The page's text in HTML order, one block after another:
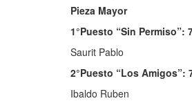
Pieza Mayor
1°Puesto “Sin Permiso”:
Saurit Pablo
2°Puesto “Los Amigos”:
Ibaldo Ruben